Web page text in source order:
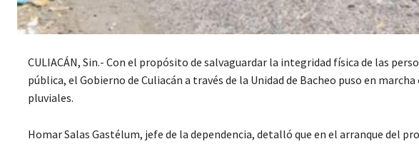
CULIACÁN, Sin.- Con el propósito de salvaguardar la integridad física de las
pública, el Gobierno de Culiacán a través de la Unidad de Bacheo puso en
pluviales.
Homar Salas Gastélum, jefe de la dependencia, detalló que en el arranque del